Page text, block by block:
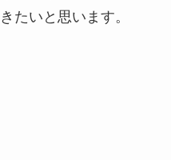
たいと思います。